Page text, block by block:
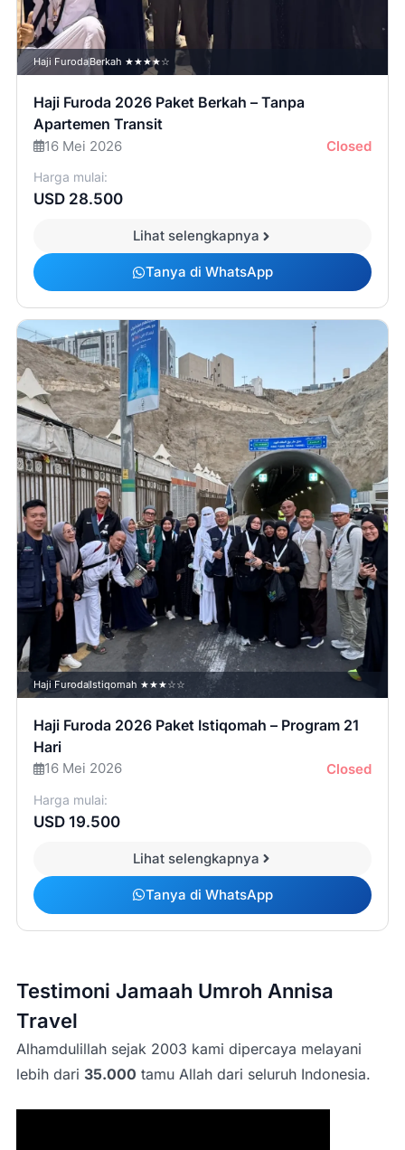
Haji FurodaBerkah ★★★★☆
Haji Furoda 2026 Paket Berkah – Tanpa
Apartemen Transit
16 Mei 2026 Closed
Harga mulai:
USD 28.500
Lihat selengkapnya
Tanya di WhatsApp
Haji FurodaIstiqomah ★★★☆☆
Haji Furoda 2026 Paket Istiqomah – Program 21
Hari
16 Mei 2026 Closed
Harga mulai:
USD 19.500
Lihat selengkapnya
Tanya di WhatsApp
Testimoni Jamaah Umroh Annisa
Travel
Alhamdulillah sejak 2003 kami dipercaya melayani
lebih dari 35.000 tamu Allah dari seluruh Indonesia.